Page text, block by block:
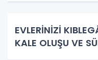
EVLERİNİZİ
KALE OLUŞU VE